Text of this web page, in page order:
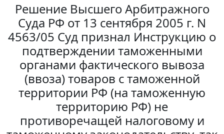
Решение Высшего Арбитражного
Суда РФ от 13 сентября 2005 г. N
4563/05 Суд признал Инструкцию о
подтверждении таможенными
органами фактического вывоза
(ввоза) товаров с таможенной
территории РФ (на таможенную
территорию РФ) не
противоречащей налоговому и